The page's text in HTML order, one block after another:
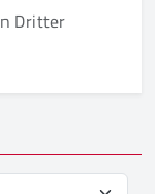
Dritter